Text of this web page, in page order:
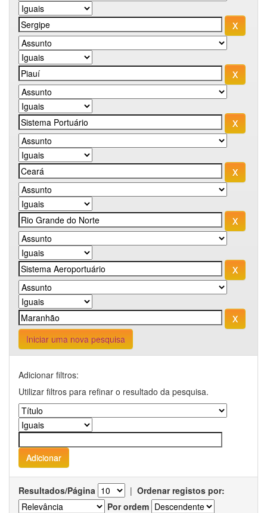
Iniciar uma nova pesquisa
Adicionar filtros:
Utilizar filtros para refinar o resultado da pesquisa.
Resultados/Página | Ordenar registos por:
Por ordem